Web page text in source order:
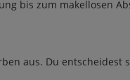
bis zum makellosen
aus. Du entscheidest